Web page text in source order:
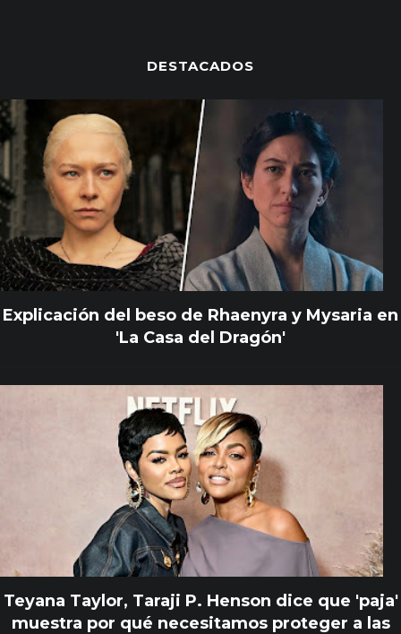
DESTACADOS
Explicación del beso de Rhaenyra y Mysaria en
'La Casa del Dragón'
Teyana Taylor, Taraji P. Henson dice que 'paja'
muestra por qué necesitamos proteger a las